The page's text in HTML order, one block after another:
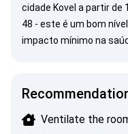
cidade Kovel a partir de
48 - este é um bom
impacto mínimo na
Ventilate the